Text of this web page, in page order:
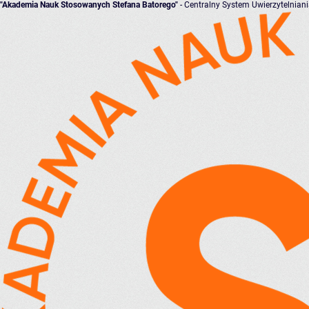
"Akademia Nauk Stosowanych Stefana Batorego" - Centralny System